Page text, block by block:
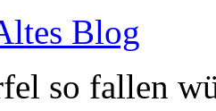
Blog
so fallen